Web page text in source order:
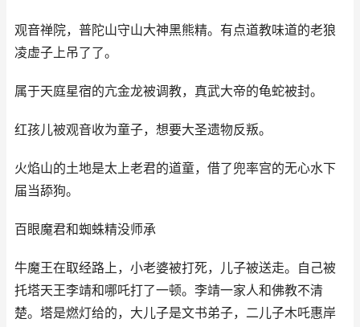
观音禅院，普陀山守山大神黑熊精。有点道教味道的老狼
凌虚子上吊了了。
属于天庭星宿的亢金龙被调教，真武大帝的龟蛇被封。
红孩儿被观音收为童子，想要大圣遗物反叛。
火焰山的土地是太上老君的道童，借了兜率宫的无心水下
届当舔狗。
百眼魔君和蜘蛛精没师承
牛魔王在取经路上，小老婆被打死，儿子被送走。自己被
托塔天王李靖和哪吒打了一顿。李靖一家人和佛教不清
楚。塔是燃灯给的，大儿子是文书弟子，二儿子木吒惠岸